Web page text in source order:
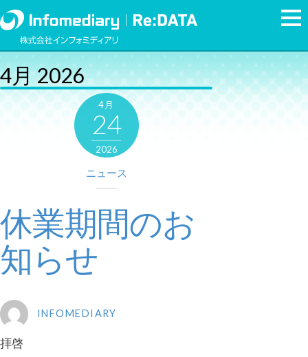
4月 2026
4月
24
2026
ニュース
休業期間のお
知らせ
INFOMEDIARY
拝啓